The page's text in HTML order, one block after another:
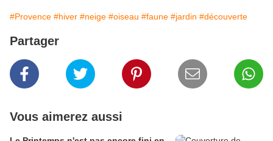
#Provence #hiver #neige #oiseau #faune #jardin #découverte
Partager
Vous aimerez aussi